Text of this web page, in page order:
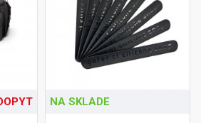
NA SKLADE